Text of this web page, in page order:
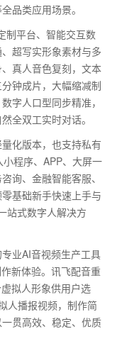
品类应用场景。
制平台、智能交互数
超写实形象素材与多
真人音色复刻，文本
钟成片，大幅缩减制
字人口型同步精准，
全双工实时对话。
化版本，也支持私有
程序、 APP、大屏一
询、金融智能客服、
基础新手快速上手与
站式数字人解决方
业AI音视频生产工具
新体验。讯飞配音重
拟人形象供用户选
人播报视频，制作简
贯高效、稳定、优质